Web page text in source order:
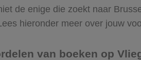
de enige die zoekt naar
hieronder meer over jouw
van boeken op